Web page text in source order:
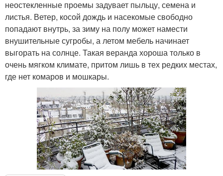
неостекленные проемы задувает пыльцу, семена и
листья. Ветер, косой дождь и насекомые свободно
попадают внутрь, за зиму на полу может намести
внушительные сугробы, а летом мебель начинает
выгорать на солнце. Такая веранда хороша только в
очень мягком климате, притом лишь в тех редких местах,
где нет комаров и мошкары.